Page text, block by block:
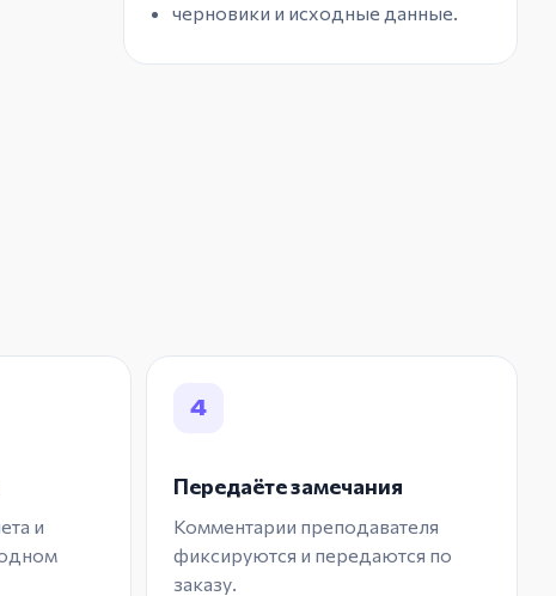
черновики и исходные данные.
и
4
Передаёте замечания
Комментарии преподавателя
фиксируются и передаются по
заказу.